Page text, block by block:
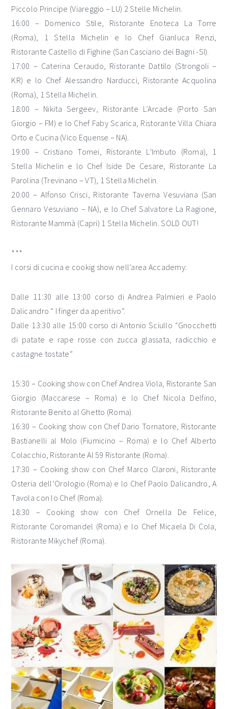
Piccolo Principe (Viareggio – LU) 2 Stelle Michelin.
16:00 – Domenico Stile, Ristorante Enoteca La Torre
(Roma), 1 Stella Michelin e lo Chef Gianluca Renzi,
Ristorante Castello di Fighine (San Casciano dei Bagni -SI).
17:00 – Caterina Ceraudo, Ristorante Dattilo (Strongoli –
KR) e lo Chef Alessandro Narducci, Ristorante Acquolina
(Roma), 1 Stella Michelin.
18:00 – Nikita Sergeev, Ristorante L’Arcade (Porto San
Giorgio – FM) e lo Chef Faby Scarica, Ristorante Villa Chiara
Orto e Cucina (Vico Equense – NA).
19:00 – Cristiano Tomei, Ristorante L’Imbuto (Roma), 1
Stella Michelin e lo Chef Iside De Cesare, Ristorante La
Parolina (Trevinano – VT), 1 Stella Michelin.
20:00 – Alfonso Crisci, Ristorante Taverna Vesuviana (San
Gennaro Vesuviano – NA), e lo Chef Salvatore La Ragione,
Ristorante Mammà (Capri) 1 Stella Michelin. SOLD OUT!
***
I corsi di cucina e cookig show nell’area Accademy:
Dalle 11:30 alle 13:00 corso di Andrea Palmieri e Paolo
Dalicandro “ I finger da aperitivo”.
Dalle 13:30 alle 15:00 corso di Antonio Sciullo “Gnocchetti
di patate e rape rosse con zucca glassata, radicchio e
castagne tostate”
15:30 – Cooking show con Chef Andrea Viola, Ristorante San
Giorgio (Maccarese – Roma) e lo Chef Nicola Delfino,
Ristorante Benito al Ghetto (Roma).
16:30 – Cooking show con Chef Dario Tornatore, Ristorante
Bastianelli al Molo (Fiumicino – Roma) e lo Chef Alberto
Colacchio, Ristorante Al 59 Ristorante (Roma).
17:30 – Cooking show con Chef Marco Claroni, Ristorante
Osteria dell’Orologio (Roma) e lo Chef Paolo Dalicandro, A
Tavola con lo Chef (Roma).
18:30 – Cooking show con Chef Ornella De Felice,
Ristorante Coromandel (Roma) e lo Chef Micaela Di Cola,
Ristorante Mikychef (Roma).